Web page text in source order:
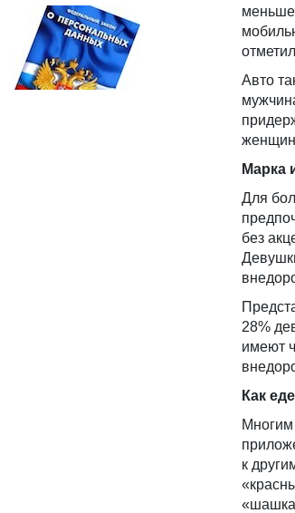
Авто
Марка
Для
без
28%
имеют
Как
Многим
к